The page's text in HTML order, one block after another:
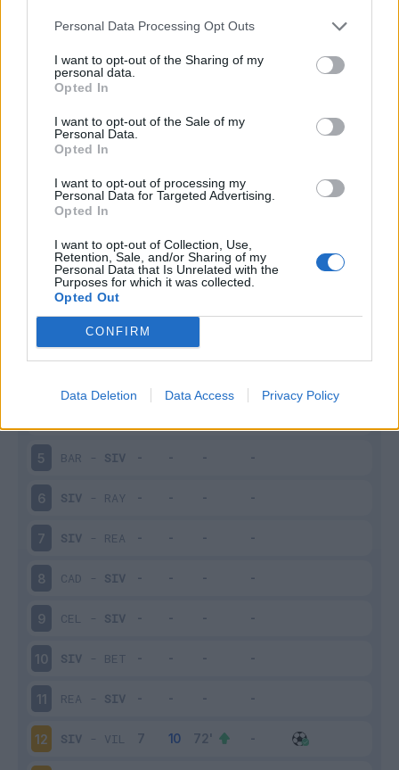
Personal Data Processing Opt Outs
I want to opt-out of the Sharing of my
personal data.
Opted In
I want to opt-out of the Sale of my
Personal Data.
Opted In
I want to opt-out of processing my
Personal Data for Targeted Advertising.
Opted In
I want to opt-out of Collection, Use,
Retention, Sale, and/or Sharing of my
Personal Data that Is Unrelated with the
Purposes for which it was collected.
Opted Out
CONFIRM
Data Deletion Data Access Privacy Policy
Infortunato 0 - 0%
Inutilizzato
Scarica riepilogo
stagionale
Giornata Voto FV Entrato Uscito Bonus/Malus
SIV-GIR
-SIV
5 BAR - SIV
6 SIV - RAY
7 SIV - REA
8 CAD - SIV
9 CEL - SIV
10 SIV - BET
11 REA - SIV
12 SIV - VIL